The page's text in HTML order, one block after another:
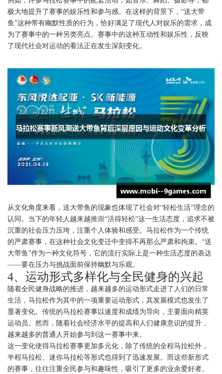
极大地提升了赛事的娱乐性和参与感。在这样的背景下，“送大带
鱼”这种带有幽默性质的行为，恰好满足了现代人对娱乐的需求，成
为了赛事中的一种另类亮点。赛事中的这种互动性和娱乐性，反映
了现代社会对运动的看法正在发生深刻变化。
从文化角度来看，送大带鱼的现象也体现了社会对“轻松生活”理念的
认同。当下的年轻人越来越推崇“活得轻松”这一生活态度，追求不被
沉重的社会压力压垮，注重个人体验和感受。马拉松作为一个传统
的严肃赛事，在这种社会文化变迁中变得不再那么严肃和拘束。“送
大带鱼”作为一种文化符号，它的流行实际上是一种生活态度的表达
——要在压力与挑战面前保持幽默与乐观。
4、运动形式多样化与全民健身的兴起
随着全民健身战略的推进，越来越多的运动形式走进了人们的日常
生活，马拉松作为其中的一项重要运动形式，其发展模式也发生了
显著变化。传统的马拉松赛事以速度和成绩为导向，主要面向精英
运动员。然而，随着社会经济水平的提高和人们健康意识的提升，
越来越多的普通人开始参与到这一赛事中来。
这一变化使得马拉松赛事更加多元化，除了传统的全程马拉松外，
半程马拉松、迷你马拉松等形式也得到了迅速发展。而这些新形式
的赛事，往往注重全民参与和趣味性，吸引了更多的业余爱好者。